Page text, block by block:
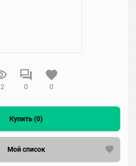
0 0
Купить (0)
Мой список